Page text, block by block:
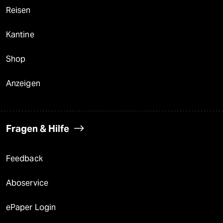
Reisen
Kantine
Shop
Anzeigen
Fragen & Hilfe
Feedback
Aboservice
ePaper Login